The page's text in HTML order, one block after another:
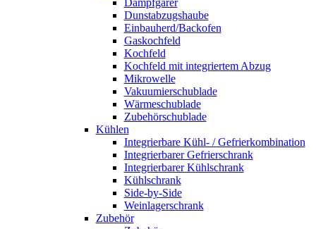
Dampfgarer
Dunstabzugshaube
Einbauherd/Backofen
Gaskochfeld
Kochfeld
Kochfeld mit integriertem Abzug
Mikrowelle
Vakuumierschublade
Wärmeschublade
Zubehörschublade
Kühlen
Integrierbare Kühl- / Gefrierkombination
Integrierbarer Gefrierschrank
Integrierbarer Kühlschrank
Kühlschrank
Side-by-Side
Weinlagerschrank
Zubehör